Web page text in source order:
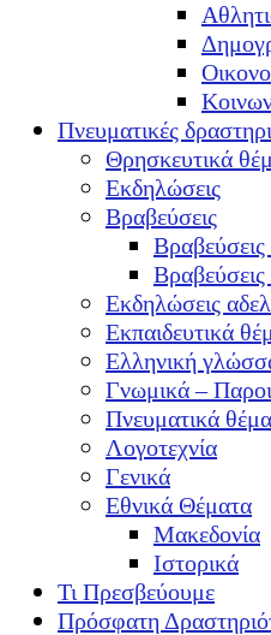
Πνευματικές
Θρησκευτικά
Εκδηλώσεις
Βραβεύσεις
Εκδηλώσεις
Εκπαιδευτικά
Ελληνική
Γνωμικά –
Πνευματικά
Λογοτεχνία
Γενικά
Εθνικά Θέματα
Μακεδονία
Ιστορικά
Τι Πρεσβεύουμε
Πρόσφατη